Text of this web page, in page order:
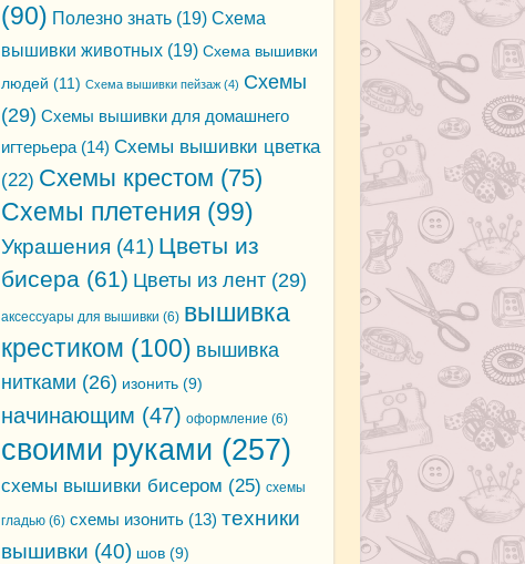
(90) Полезно знать(19) Схема
вышивки животных(19) Схема вышивки
людей (11) Схема вышивки пейзаж(4) Схемы
(29) Схемы вышивки для домашнего
игтерьера(14) Схемы вышивки цветка
(22) Схемы крестом (75)
Схемы плетения (99)
Украшения (41) Цветы из
бисера(61) Цветы из лент(29)
аксессуары для вышивки (6) вышивка
крестиком (100) вышивка
нитками (26) изонить(9)
начинающим (47) оформление (6)
своими руками (257)
схемы вышивки бисером (25) схемы
гладью(6) схемы изонить(13) техники
вышивки (40) шов(9)